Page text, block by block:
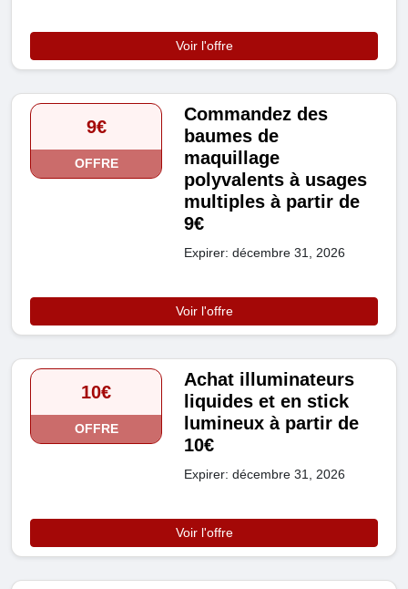
Voir l'offre
9€
OFFRE
Commandez des
baumes de
maquillage
polyvalents à usages
multiples à partir de
9€
Expirer: décembre 31, 2026
Voir l'offre
10€
OFFRE
Achat illuminateurs
liquides et en stick
lumineux à partir de
10€
Expirer: décembre 31, 2026
Voir l'offre